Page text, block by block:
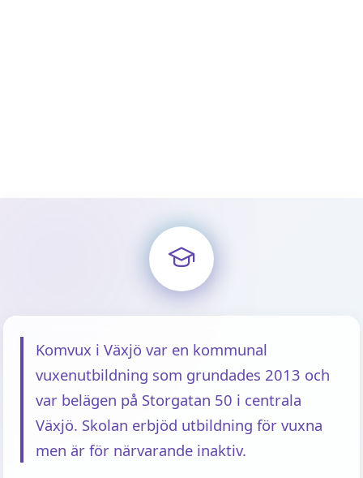
Komvux i Växjö var en kommunal
vuxenutbildning som grundades 2013 och
var belägen på Storgatan 50 i centrala
Växjö. Skolan erbjöd utbildning för vuxna
men är för närvarande inaktiv.